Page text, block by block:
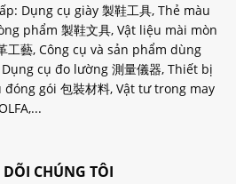
Dụng cụ giày 製鞋工具, Thẻ màu
phẩm 製鞋文具, Vật liệu mài mòn
工藝, Công cụ và sản phẩm dùng
cụ đo lường 測量儀器, Thiết bị
đóng gói 包裝材料, Vật tư trong may
DÕI CHÚNG TÔI